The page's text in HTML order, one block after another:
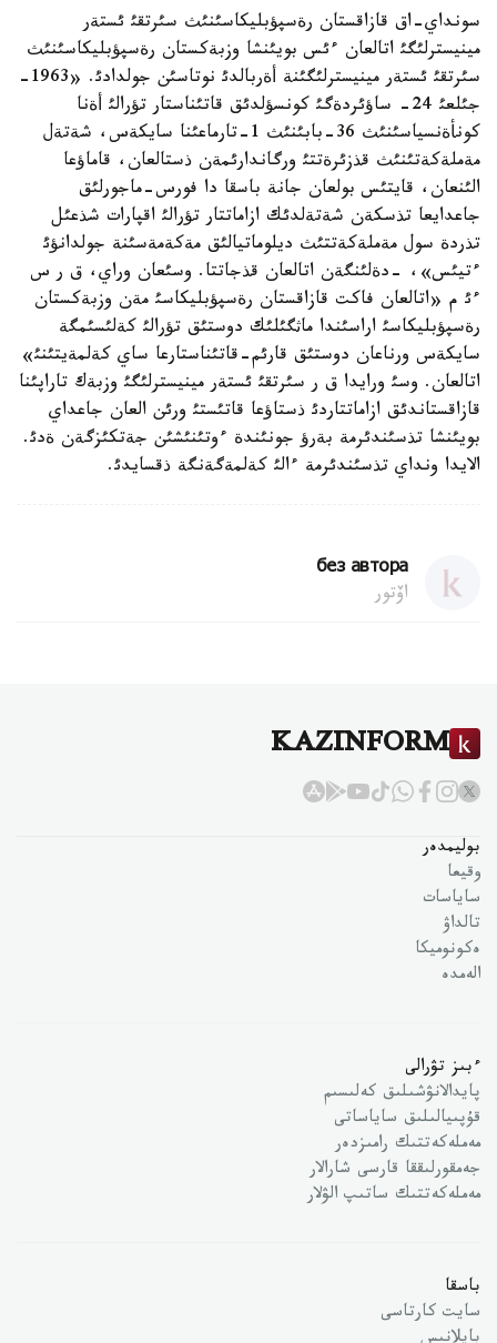
سونداي-اق قازاقستان رةسپؤبليكاسئنئث سئرتقئ ئستةر
مينيسترلئگئ اتالعان ءئس بويئنشا وزبةكستان رةسپؤبليكاسئنئث
سئرتقئ ئستةر مينيسترلئگئنة أةربالدئ نوتاسئن جولدادئ. «1963-
جئلعئ 24- ساؤئردةگئ كونسؤلدئق قاتئناستار تؤرالئ أةنا
كونأةنسياسئنئث 36-بابئنئث 1-تارماعئنا سايكةس، شةتةل
مةملةكةتئنئث قذزئرةتتئ ورگاندارئمةن ذستالعان، قاماؤعا
الئنعان، قايتئس بولعان جانة باسقا دا فورس-ماجورلئق
جاعدايعا تذسكةن شةتةلدئك ازاماتتار تؤرالئ اقپارات شذعئل
تذردة سول مةملةكةتتئث ديلوماتيالئق مةكةمةسئنة جولدانؤئ
ءتيئس»، -دةلئنگةن اتالعان قذجاتتا. وسئعان وراي، ق ر س
ءئ م «اتالعان فاكت قازاقستان رةسپؤبليكاسئ مةن وزبةكستان
رةسپؤبليكاسئ اراسئندا ماثگئلئك دوستئق تؤرالئ كةلئسئمگة
سايكةس ورناعان دوستئق قارئم-قاتئناستارعا ساي كةلمةيتئنئ»
اتالعان. وسئ ورايدا ق ر سئرتقئ ئستةر مينيسترلئگئ وزبةك تاراپئنا
قازاقستاندئق ازاماتتاردئ ذستاؤعا قاتئستئ ورئن العان جاعداي
بويئنشا تذسئندئرمة بةرؤ جونئندة ءوتئنئشئن جةتكئزگةن ةدئ.
الايدا ونداي تذسئندئرمة ءالئ كةلمةگةنگة ذقسايدئ.
без автора
اۆتور
KAZINFORM
بوليمدەر
وقيعا
ساياسات
تالداۋ
ەكونوميكا
الەمدە
ءبىز تۋرالى
پايدالانۋشىلىق كەلىسىم
قۇپىيالىلىق ساياساتى
مەملەكەتتىك رامىزدەر
جەمقورلىققا قارسى شارالار
مەملەكەتتىك ساتىپ الۋلار
باسقا
سايت كارتاسى